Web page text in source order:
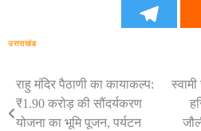
उत्तराखंड
Post
navigation
राहु मंदिर पैठाणी का कायाकल्प:
₹1.90 करोड़ की सौंदर्यकरण
योजना का भूमि पूजन, पर्यटन